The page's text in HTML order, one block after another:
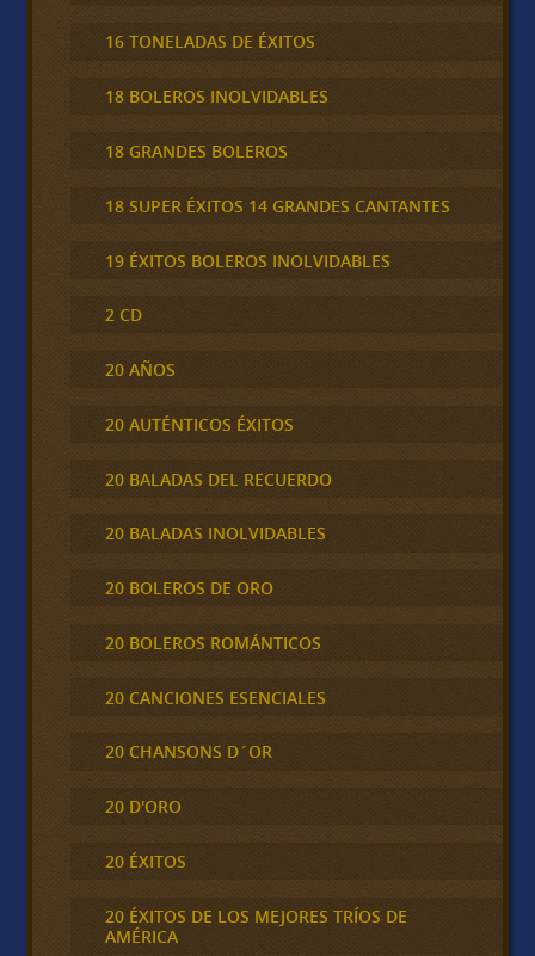
16 TONELADAS DE ÉXITOS
18 BOLEROS INOLVIDABLES
18 GRANDES BOLEROS
18 SUPER ÉXITOS 14 GRANDES CANTANTES
19 ÉXITOS BOLEROS INOLVIDABLES
2 CD
20 AÑOS
20 AUTÉNTICOS ÉXITOS
20 BALADAS DEL RECUERDO
20 BALADAS INOLVIDABLES
20 BOLEROS DE ORO
20 BOLEROS ROMÁNTICOS
20 CANCIONES ESENCIALES
20 CHANSONS D´OR
20 D'ORO
20 ÉXITOS
20 ÉXITOS DE LOS MEJORES TRÍOS DE
AMÉRICA